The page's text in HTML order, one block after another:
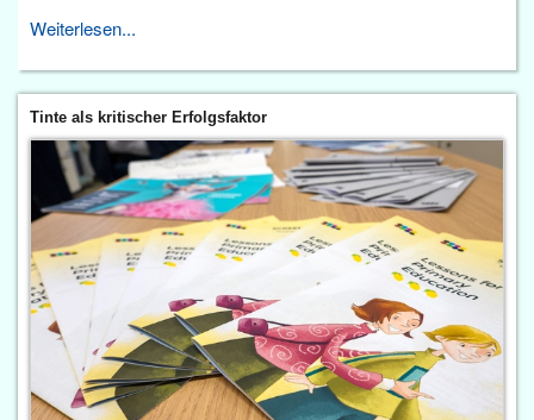
Weiterlesen...
Tinte als kritischer Erfolgsfaktor